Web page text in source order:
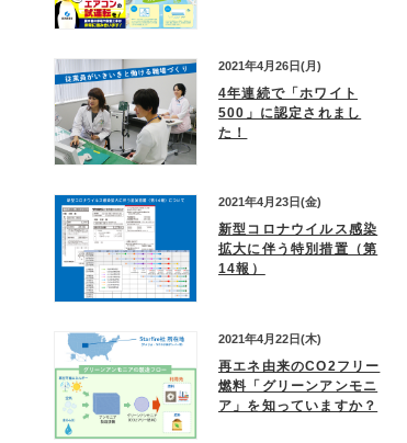
2021年4月26日(月)
4年連続で「ホワイト
500」に認定されまし
た！
2021年4月23日(金)
新型コロナウイルス感染
拡大に伴う特別措置（第
14報）
2021年4月22日(木)
再エネ由来のCO2フリー
燃料「グリーンアンモニ
ア」を知っていますか？